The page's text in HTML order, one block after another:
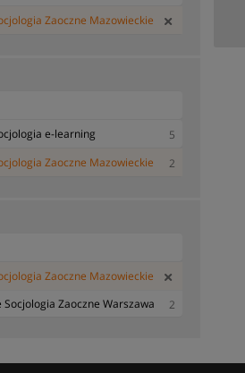
Zaoczne Mazowieckie
e-learning
5
Zaoczne Mazowieckie
2
Zaoczne Mazowieckie
Socjologia Zaoczne Warszawa
2